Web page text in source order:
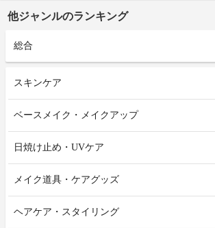
他ジャンルのランキング
総合
スキンケア
ベースメイク・メイクアップ
日焼け止め・UVケア
メイク道具・ケアグッズ
ヘアケア・スタイリング